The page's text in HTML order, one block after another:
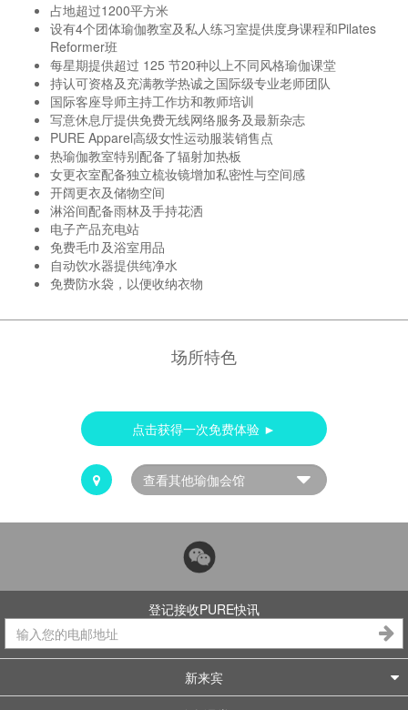
占地超过1200平方米
设有4个团体瑜伽教室及私人练习室提供度身课程和Pilates
Reformer班
每星期提供超过 125 节20种以上不同风格瑜伽课堂
持认可资格及充满教学热诚之国际级专业老师团队
国际客座导师主持工作坊和教师培训
写意休息厅提供免费无线网络服务及最新杂志
PURE Apparel高级女性运动服装销售点
热瑜伽教室特别配备了辐射加热板
女更衣室配备独立梳妆镜增加私密性与空间感
开阔更衣及储物空间
淋浴间配备雨林及手持花洒
电子产品充电站
免费毛巾及浴室用品
自动饮水器提供纯净水
免费防水袋，以便收纳衣物
场所特色
点击获得一次免费体验 ►
登记接收PURE快讯
新来宾